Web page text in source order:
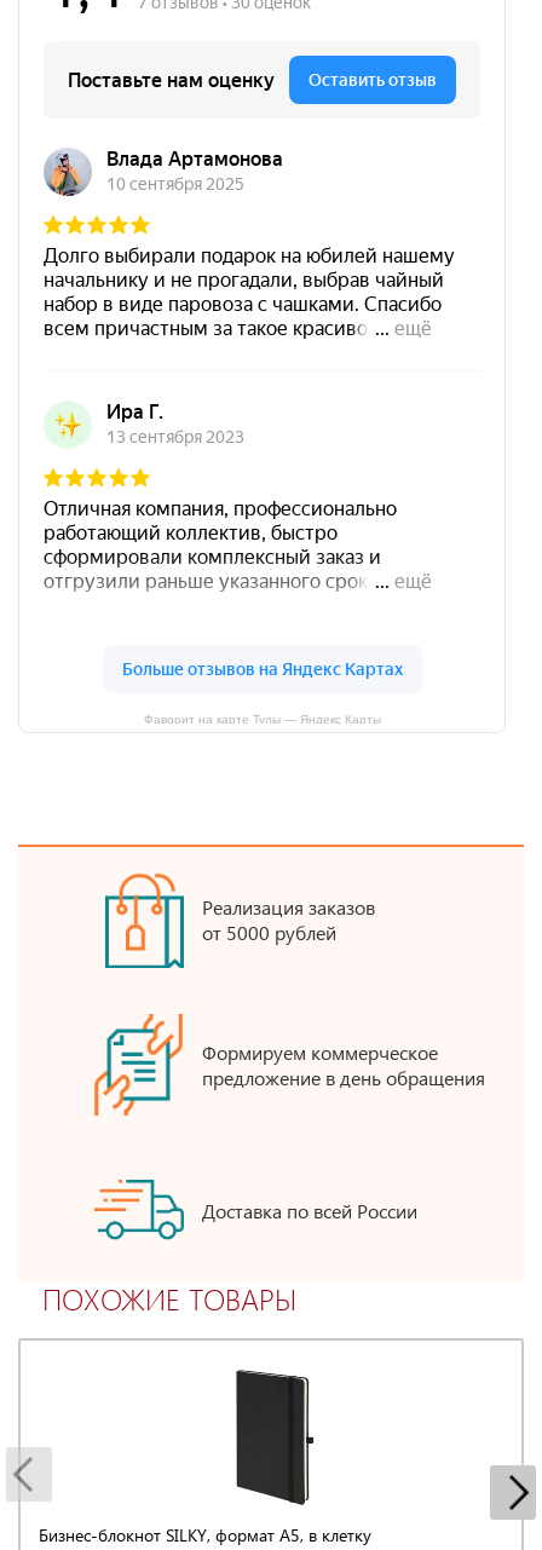
Фаворит на карте Тулы — Яндекс Карты
Реализация заказов
от 5000 рублей
Формируем коммерческое
предложение в день обращения
Доставка по всей России
ПОХОЖИЕ ТОВАРЫ
Бизнес-блокнот SILKY, формат А5, в клетку